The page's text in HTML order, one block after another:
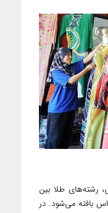
رشته‌های طلا بین
بافته می‌شود. در